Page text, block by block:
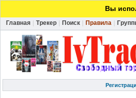
Вы
Главная Трекер Поиск Правила